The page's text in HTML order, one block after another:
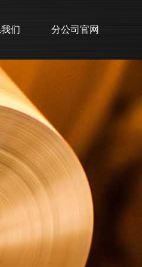
们 分公司官网